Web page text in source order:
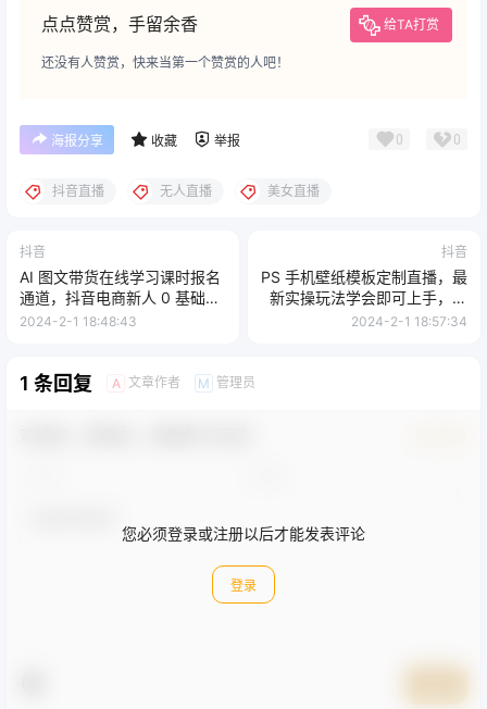
点点赞赏，手留余香 给TA打赏
还没有人赞赏，快来当第一个赞赏的人吧！
海报分享 收藏 举报 0 0
抖音直播 无人直播 美女直播
抖音
AI 图文带货在线学习课时报名
通道，抖音电商新人 0 基础教
学，几张图文能赚 1.4w+
2024-2-1 18:48:43
抖音
PS 手机壁纸模板定制直播，最
新实操玩法学会即可上手，日
收入500+
2024-2-1 18:57:34
1 条回复 A 文章作者 M 管理员
您必须登录或注册以后才能发表评论
登录